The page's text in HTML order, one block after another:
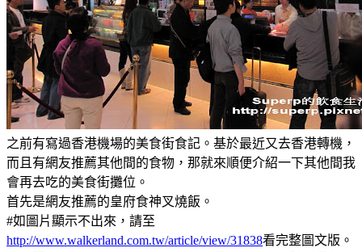
之前有寫過香港機場的美食街食記。基於最近又去香港轉機，
而且有網友推薦其他間的食物，那就來順便介紹一下其他間我
會再去吃的美食街攤位。
首先是網友推薦的皇府食神叉燒飯。
#如圖片顯示不出來，請至
http://www.walkerland.com.tw/article/view/31838看完整圖文版。